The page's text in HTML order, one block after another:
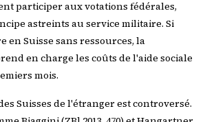
participer aux votations fédérales,
astreints au service militaire. Si
Suisse sans ressources, la
en charge les coûts de l'aide sociale
mois.
Suisses de l'étranger est controversé.